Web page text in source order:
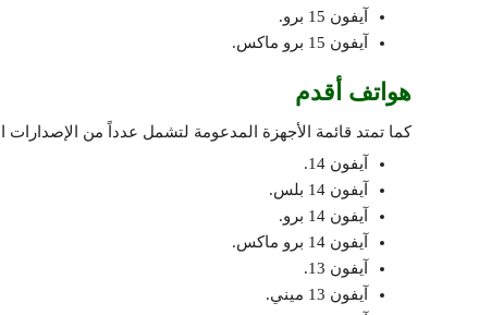
آيفون 15 برو.
آيفون 15 برو ماكس.
هواتف أقدم
كما تمتد قائمة الأجهزة المدعومة لتشمل عدداً من
آيفون 14.
آيفون 14 بلس.
آيفون 14 برو.
آيفون 14 برو ماكس.
آيفون 13.
آيفون 13 ميني.